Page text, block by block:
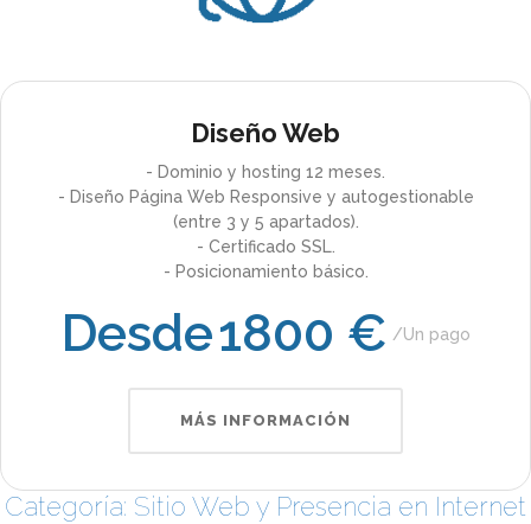
Diseño Web
- Dominio y hosting 12 meses.
- Diseño Página Web Responsive y autogestionable
(entre 3 y 5 apartados).
- Certificado SSL.
- Posicionamiento básico.
Desde1800 € Un pago
MÁS INFORMACIÓN
Categoría: Sitio Web y Presencia en Internet